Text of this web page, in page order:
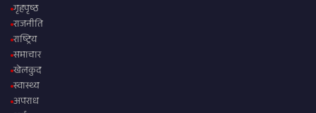
गृहपृष्ठ
राजनीति
राष्ट्रिय
समाचार
खेलकुद
स्वास्थ्य
अपराध